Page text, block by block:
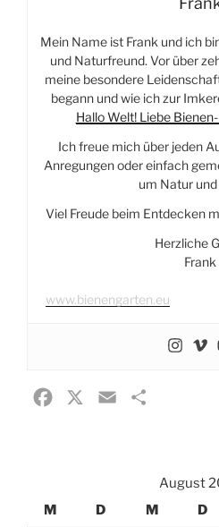
Mein Name ist Frank und ich
und Naturfreund. Vor über
meine besondere
begann und wie ich zur
Hallo Welt! Liebe
Ich freue mich über jeden
Anregungen oder einfach
um Natur
Viel Freude beim Entdecken
Herzliche
Frank
www.bienengarten.eu
August
M
D M D